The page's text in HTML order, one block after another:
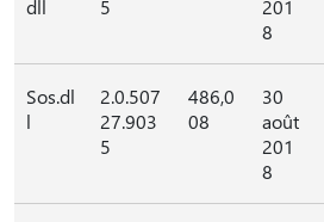
dll
5
201
8
Sos.dl
l
2.0.507
27.903
5
486,0
08
30
août
201
8